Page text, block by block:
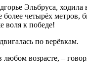
Эльбруса,
четырёх
воля к победе!
по верёвкам.
возрасте, –